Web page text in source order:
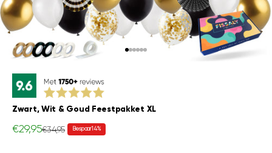
Naar artikel 6
Zwart, Wit & Goud Feestpakket XL
Aanbiedingsprijs
€29,95Normale prijs
€34,95 Bespaar 14%